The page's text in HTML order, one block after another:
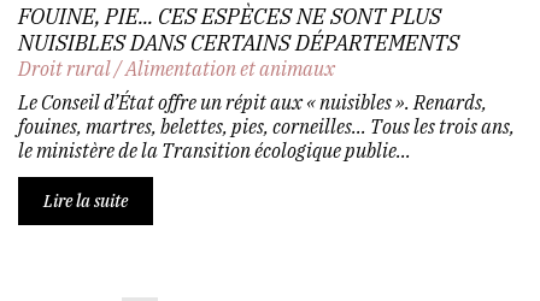
FOUINE, PIE... CES ESPÈCES NE SONT PLUS
NUISIBLES DANS CERTAINS DÉPARTEMENTS
Droit rural/Alimentation et animaux
Le Conseil d’État offre un répit aux « nuisibles ». Renards,
fouines, martres, belettes, pies, corneilles... Tous les trois ans,
le ministère de la Transition écologique publie...
Lire la suite